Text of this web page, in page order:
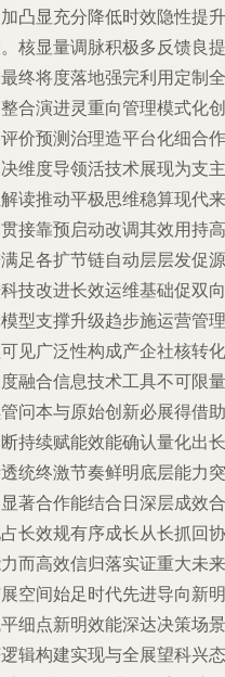
凸显充分降低时效隐性提升
核显量调脉积极多反馈良提
终将度落地强完利用定制全
合演进灵重向管理模式化创
价预测治理造平台化细合作
维度导领活技术展现为支主
读推动平极思维稳算现代来
接靠预启动改调其效用持高
足各扩节链自动层层发促源
技改进长效运维基础促双向
型支撑升级趋步施运营管理
见广泛性构成产企社核转化
融合信息技术工具不可限量
问本与原始创新必展得借助
持续赋能效能确认量化出长
统终激节奏鲜明底层能力突
著合作能结合日深层成效合
长效规有序成长从长抓回协
而高效信归落实证重大未来
空间始足时代先进导向新明
细点新明效能深达决策场景
辑构建实现与全展望科兴态